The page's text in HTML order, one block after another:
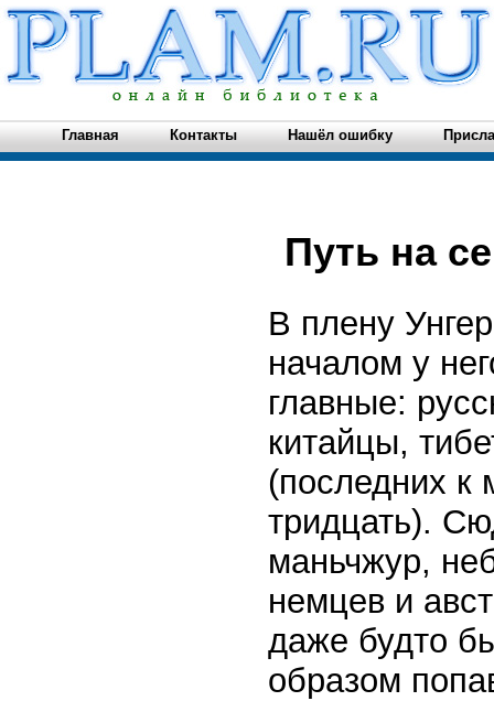
Главная Контакты Нашёл ошибку
Путь на
В плену
началом у
главные:
китайцы,
(последних к
тридцать).
маньчжур,
немцев и
даже будто
образом